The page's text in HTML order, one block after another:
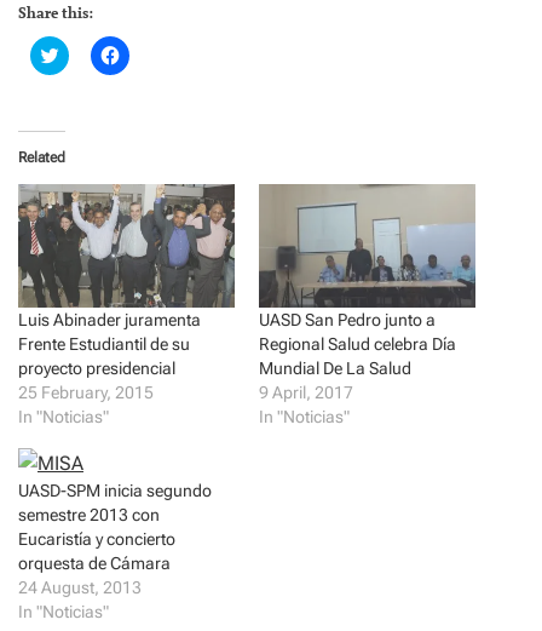
Share this:
C
l
t
o
s
a
r
e
o
w
i
t
t
e
r
(
O
p
e
s
i
n
n
e
w
w
i
n
d
o
C
l
a
r
e
o
n
a
c
e
b
o
o
k
(
i
n
n
e
w
w
i
Related
Luis Abinader juramenta
Frente Estudiantil de su
proyecto presidencial
25 February, 2015
In "Noticias"
UASD San Pedro junto a
Regional Salud celebra Día
Mundial De La Salud
9 April, 2017
In "Noticias"
UASD-SPM inicia segundo
semestre 2013 con
Eucaristía y concierto
orquesta de Cámara
24 August, 2013
In "Noticias"